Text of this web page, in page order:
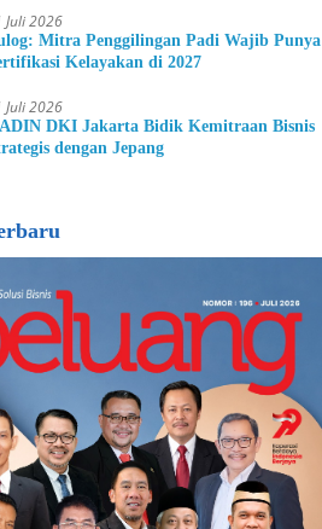
Juli 2026
Mitra Penggilingan Padi Wajib Punya
Kelayakan di 2027
Juli 2026
DKI Jakarta Bidik Kemitraan Bisnis
dengan Jepang